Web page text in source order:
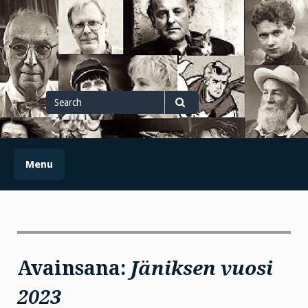
Skip
to
content
Search
for
Search
Menu
Avainsana: Jäniksen vuosi
2023